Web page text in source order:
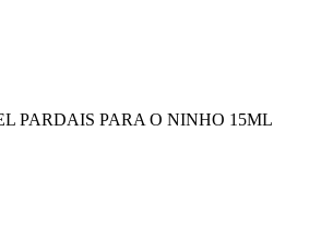
PARDAIS PARA O NINHO 15ML